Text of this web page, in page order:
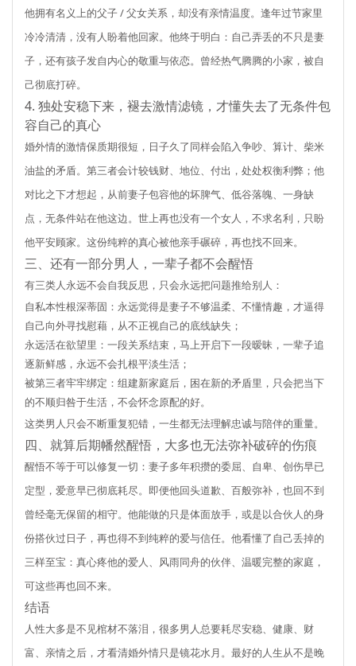
他拥有名义上的父子 / 父女关系，却没有亲情温度。逢年过节家里
冷冷清清，没有人盼着他回家。他终于明白：自己弄丢的不只是妻
子，还有孩子发自内心的敬重与依恋。曾经热气腾腾的小家，被自
己彻底打碎。
4. 独处安稳下来，褪去激情滤镜，才懂失去了无条件包
容自己的真心
婚外情的激情保质期很短，日子久了同样会陷入争吵、算计、柴米
油盐的矛盾。第三者会计较钱财、地位、付出，处处权衡利弊；他
对比之下才想起，从前妻子包容他的坏脾气、低谷落魄、一身缺
点，无条件站在他这边。世上再也没有一个女人，不求名利，只盼
他平安顾家。这份纯粹的真心被他亲手碾碎，再也找不回来。
三、还有一部分男人，一辈子都不会醒悟
有三类人永远不会自我反思，只会永远把问题推给别人：
自私本性根深蒂固：永远觉得是妻子不够温柔、不懂情趣，才逼得
自己向外寻找慰藉，从不正视自己的底线缺失；
永远活在欲望里：一段关系结束，马上开启下一段暧昧，一辈子追
逐新鲜感，永远不会扎根平淡生活；
被第三者牢牢绑定：组建新家庭后，困在新的矛盾里，只会把当下
的不顺归咎于生活，不会怀念原配的好。
这类男人只会不断重复犯错，一生都无法理解忠诚与陪伴的重量。
四、就算后期幡然醒悟，大多也无法弥补破碎的伤痕
醒悟不等于可以修复一切：妻子多年积攒的委屈、自卑、创伤早已
定型，爱意早已彻底耗尽。即便他回头道歉、百般弥补，也回不到
曾经毫无保留的相守。他能做的只是体面放手，或是以合伙人的身
份搭伙过日子，再也得不到纯粹的爱与信任。他看懂了自己丢掉的
三样至宝：真心疼他的爱人、风雨同舟的伙伴、温暖完整的家庭，
可这些再也回不来。
结语
人性大多是不见棺材不落泪，很多男人总要耗尽安稳、健康、财
富、亲情之后，才看清婚外情只是镜花水月。最好的人生从不是晚